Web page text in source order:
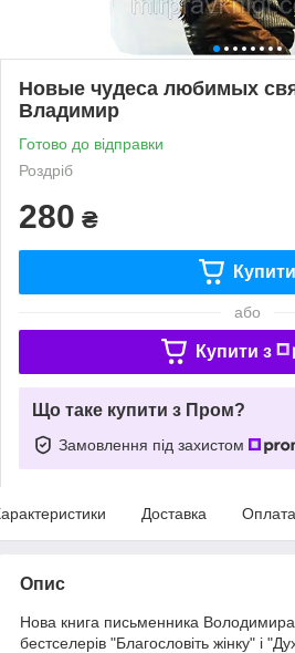
Новые чудеса любимых
Владимир
Готово до відправки
Роздріб
280 ₴
Купити
або
Купити з
Що таке купити з Пром?
Замовлення під захистом
Доставка Оплата
Опис
Нова книга письменника
бестселерів "Благословіть жінку" і